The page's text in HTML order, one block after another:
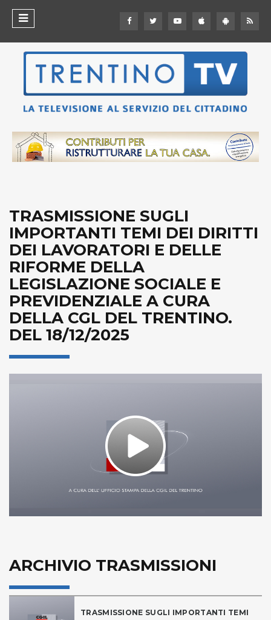
TRASMISSIONE SUGLI
IMPORTANTI TEMI DEI DIRITTI
DEI LAVORATORI E DELLE
RIFORME DELLA
LEGISLAZIONE SOCIALE E
PREVIDENZIALE A CURA
DELLA CGL DEL TRENTINO.
DEL 18/12/2025
Play
Video
ARCHIVIO TRASMISSIONI
TRASMISSIONE SUGLI IMPORTANTI TEMI